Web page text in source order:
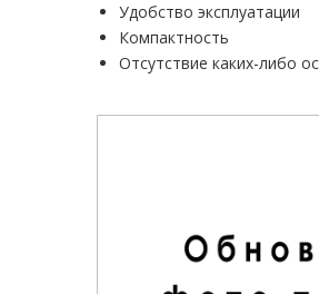
Удобство эксплуатации
Компактность
Отсутствие каких-либо